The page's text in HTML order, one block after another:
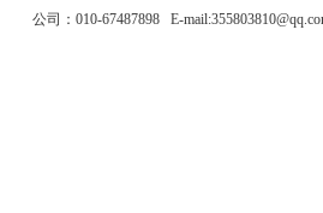
公司：010-67487898 E-